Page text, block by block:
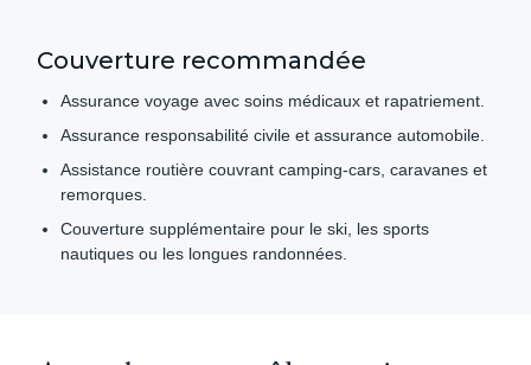
Couverture recommandée
Assurance voyage avec soins médicaux et rapatriement.
Assurance responsabilité civile et assurance automobile.
Assistance routière couvrant camping-cars, caravanes et
remorques.
Couverture supplémentaire pour le ski, les sports
nautiques ou les longues randonnées.